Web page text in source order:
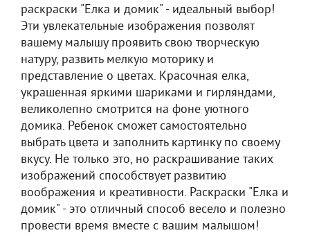
раскраски "Елка и домик" - идеальный выбор!
Эти увлекательные изображения позволят
вашему малышу проявить свою творческую
натуру, развить мелкую моторику и
представление о цветах. Красочная елка,
украшенная яркими шариками и гирляндами,
великолепно смотрится на фоне уютного
домика. Ребенок сможет самостоятельно
выбрать цвета и заполнить картинку по своему
вкусу. Не только это, но раскрашивание таких
изображений способствует развитию
воображения и креативности. Раскраски "Елка и
домик" - это отличный способ весело и полезно
провести время вместе с вашим малышом!